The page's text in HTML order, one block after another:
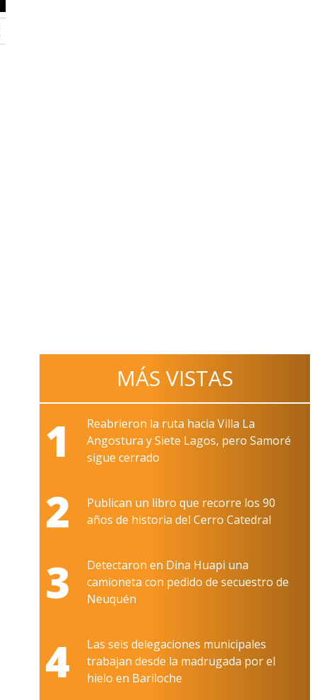
MÁS VISTAS
1
Reabrieron la ruta hacia Villa La
Angostura y Siete Lagos, pero Samoré
sigue cerrado
2
Publican un libro que recorre los 90
años de historia del Cerro Catedral
3
Detectaron en Dina Huapi una
camioneta con pedido de secuestro de
Neuquén
4
Las seis delegaciones municipales
trabajan desde la madrugada por el
hielo en Bariloche